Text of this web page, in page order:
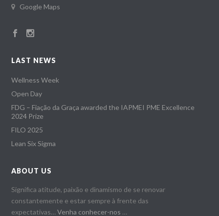
Google Maps
LAST NEWS
Wellness Week
Open Day
FDG – Fiação da Graça awarded the IAPMEI PME Excellence
2024 Prize
FILO 2025
Lean Six Sigma
ABOUT US
Significa atitude, paixão e dinamismo de se renovar
constantemente e estar sempre à frente das
expectativas… Venha conhecer-nos …